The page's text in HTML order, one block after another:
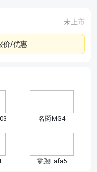
未上市
价/优惠
名爵MG4
零跑Lafa5